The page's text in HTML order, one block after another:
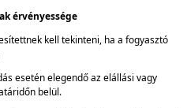
érvényessége
kell tekinteni, ha a fogyasztó
esetén elegendő az elállási vagy
belül.